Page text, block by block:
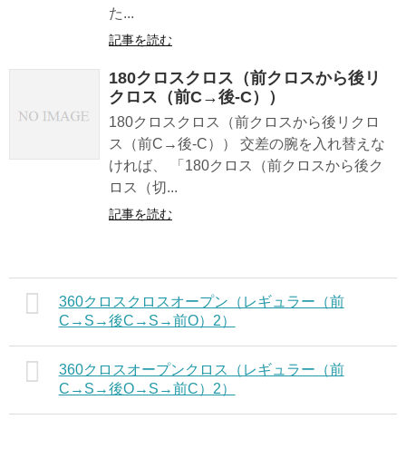
た...
記事を読む
180クロスクロス（前クロスから後リ
クロス（前C→後-C））
180クロスクロス（前クロスから後リクロ
ス（前C→後-C）） 交差の腕を入れ替えな
ければ、 「180クロス（前クロスから後ク
ロス（切...
記事を読む
360クロスクロスオープン（レギュラー（前
C→S→後C→S→前O）2）
360クロスオープンクロス（レギュラー（前
C→S→後O→S→前C）2）